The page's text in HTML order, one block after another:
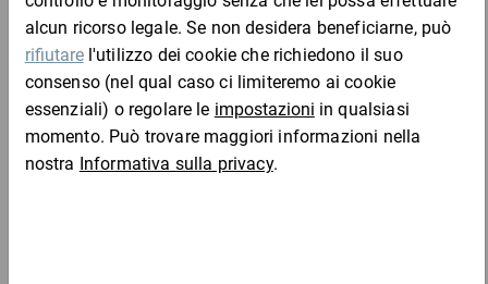
Grazie al nastro da imballaggio stampato per ogni
scatola che lascia la vostra sede, per ogni cartone
che va al cliente, state promuovendo il vostro
marchio. Confrontate questo con il costo dei vostri
annunci e opuscoli. Dove altro si può ottenere così
tanto potere pubblicitario con così poco sforzo?